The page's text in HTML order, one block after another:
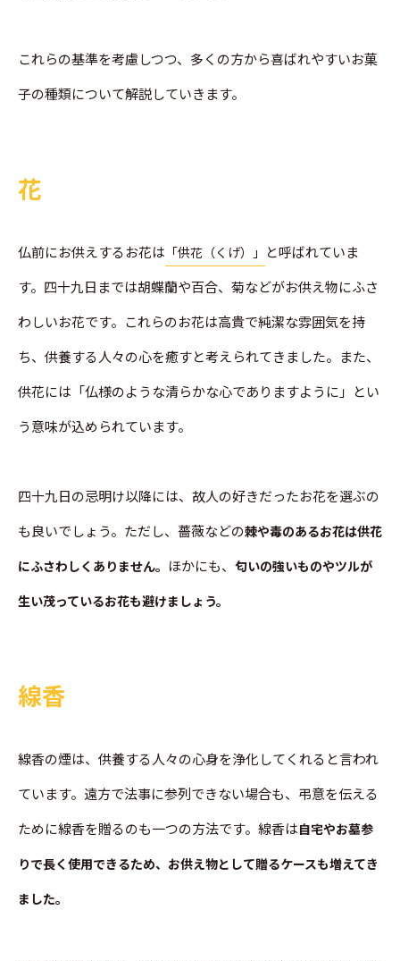
これらの基準を考慮しつつ、多くの方から喜ばれやすいお菓
子の種類について解説していきます。
花
仏前にお供えするお花は 「供花（くげ）」 と呼ばれていま
す。四十九日までは胡蝶蘭や百合、菊などがお供え物にふさ
わしいお花です。これらのお花は高貴で純潔な雰囲気を持
ち、供養する人々の心を癒すと考えられてきました。また、
供花には「仏様のような清らかな心でありますように」とい
う意味が込められています。
四十九日の忌明け以降には、故人の好きだったお花を選ぶの
も良いでしょう。ただし、薔薇などの棘や毒のあるお花は供花
にふさわしくありません。 ほかにも、 匂いの強いものやツルが
生い茂っているお花も避けましょう。
線香
線香の煙は、供養する人々の心身を浄化してくれると言われ
ています。遠方で法事に参列できない場合も、弔意を伝える
ために線香を贈るのも一つの方法です。線香は自宅やお墓参
りで長く使用できるため、お供え物として贈るケースも増えてき
ました。